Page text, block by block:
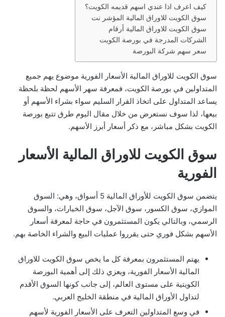
ك
و
ي
كيف اعرف اذا عندي اسهم قديمه الكويت؟
سوق الكويت للاوراق المالية المؤشر نت
سوق الكويت للاوراق المالية أرقام
الشركات المدرجة في بورصة الكويت
سعر سهم شركة البورصة
سوق الكويت للاوراق المالية الأسعار الفورية موضوع يهم جميع
المتداولين في بورصة الكويت، فمعرفة سهر الأسهم لحظة بلحظة
يساعد المتداول على اتخاذ القرار السليم سواء بشراء الأسهم أو
بيعها، لذا سوف نستعرض من خلال مقال اليوم طرق تتبع بورصة
الكويت بشكل مباشر، مع ذكر أسعار أبرز الأسهم.
سوق الكويت للاوراق المالية الأسعار
الفورية
يتضمن سوق الكويت للأوراق المالية 5 أسواق، وهي: السوق
الموازي، سوق الكسور، سوق الآجل، سوق الخيارات، والسوق
الرسمي، وبالتالي يكون المستثمرون في حاجة لمعرفة أسعار
الأسهم بشكل فوري حتى يقرروا عمليات البيع والشراء الخاصة بهم.
يهتم المستثمرون بمعرفة كل ما يخص سوق الكويت للاوراق
المالية الأسعار الفورية، ويعزي ذلك إلى أهمية البورصة
الكويتية على مستوى العالم، إلى جانب كونها السوق الأقدم
لتداول الأوراق المالية في منطقة الخليج العربي.
في وسع المتداولين التعرف على الأسعار الفورية لأسهم